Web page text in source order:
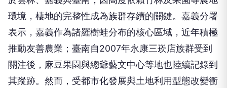
環境，棲地的完整性成為族群存續的關鍵。嘉義分署
表示，嘉義作為諸羅樹蛙分布的核心區域，近年積極
推動友善農業；臺南自2007年永康三崁店族群受到
關注後，麻豆果園與總爺藝文中心等地也陸續記錄到
其蹤跡。然而，受都市化發展與土地利用型態改變衝